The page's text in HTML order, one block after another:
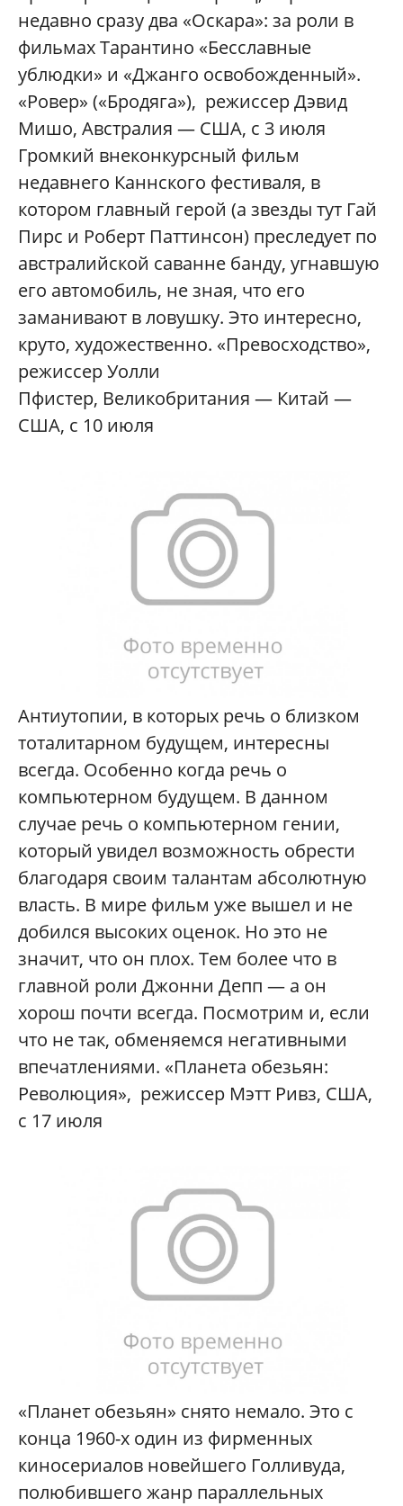
недавно сразу два «Оскара»: за роли в
фильмах Тарантино «Бесславные
ублюдки» и «Джанго освобожденный».
«Ровер» («Бродяга»), режиссер Дэвид
Мишо, Австралия — США, с 3 июля
Громкий внеконкурсный фильм
недавнего Каннского фестиваля, в
котором главный герой (а звезды тут Гай
Пирс и Роберт Паттинсон) преследует по
австралийской саванне банду, угнавшую
его автомобиль, не зная, что его
заманивают в ловушку. Это интересно,
круто, художественно. «Превосходство»,
режиссер Уолли
Пфистер, Великобритания — Китай —
США, с 10 июля
Антиутопии, в которых речь о близком
тоталитарном будущем, интересны
всегда. Особенно когда речь о
компьютерном будущем. В данном
случае речь о компьютерном гении,
который увидел возможность обрести
благодаря своим талантам абсолютную
власть. В мире фильм уже вышел и не
добился высоких оценок. Но это не
значит, что он плох. Тем более что в
главной роли Джонни Депп — а он
хорош почти всегда. Посмотрим и, если
что не так, обменяемся негативными
впечатлениями. «Планета обезьян:
Революция», режиссер Мэтт Ривз, США,
с 17 июля
«Планет обезьян» снято немало. Это с
конца 1960-х один из фирменных
киносериалов новейшего Голливуда,
полюбившего жанр параллельных